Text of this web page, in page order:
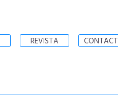
REVISTA CONTACT